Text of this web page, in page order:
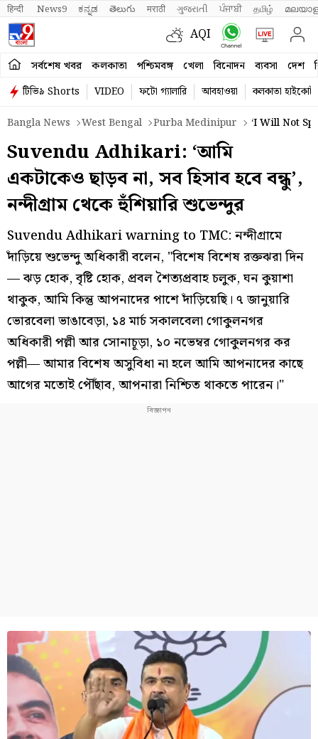
हिन्दी News9 ಕನ್ನಡ తెలుగు मराठी ગુજરાતી ਪੰਜਾਬੀ தமிழ்
AQI
সর্বশেষ খবর কলকাতা পশ্চিমবঙ্গ খেলা বিনোদন ব্যবসা দেশ
টিভি৯ Shorts VIDEO ফটো গ্যালারি আবহাওয়া
কলকাতা হাইকোর্ট
Bangla News
West Bengal Purba Medinipur ‘I Will Not
Suvendu Adhikari: ‘আমি
একটাকেও ছাড়ব না, সব হিসাব হবে বন্ধু’,
নন্দীগ্রাম থেকে হুঁশিয়ারি শুভেন্দুর
Suvendu Adhikari warning to TMC: নন্দীগ্রামে
দাঁড়িয়ে শুভেন্দু অধিকারী বলেন, "বিশেষ বিশেষ রক্তঝরা দিন
— ঝড় হোক, বৃষ্টি হোক, প্রবল শৈত্যপ্রবাহ চলুক, ঘন কুয়াশা
থাকুক, আমি কিন্তু আপনাদের পাশে দাঁড়িয়েছি। ৭ জানুয়ারি
ভোরবেলা ভাঙাবেড়া, ১৪ মার্চ সকালবেলা গোকুলনগর
অধিকারী পল্লী আর সোনাচূড়া, ১০ নভেম্বর গোকুলনগর কর
পল্লী— আমার বিশেষ অসুবিধা না হলে আমি আপনাদের কাছে
আগের মতোই পৌঁছাব, আপনারা নিশ্চিত থাকতে পারেন।"